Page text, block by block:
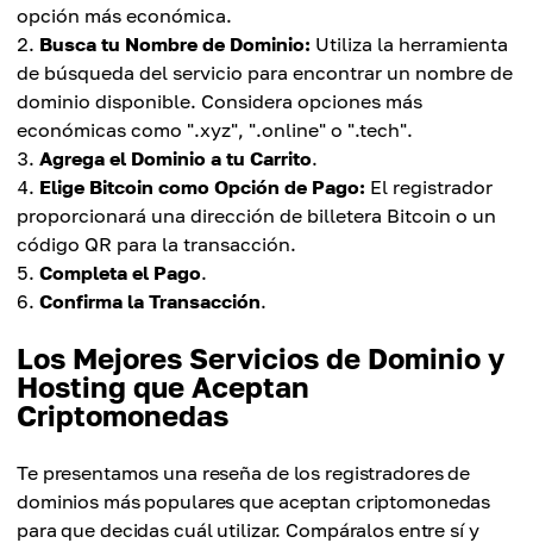
opción más económica.
Busca tu Nombre de Dominio: Utiliza la herramienta
de búsqueda del servicio para encontrar un nombre de
dominio disponible. Considera opciones más
económicas como ".xyz", ".online" o ".tech".
Agrega el Dominio a tu Carrito.
Elige Bitcoin como Opción de Pago: El registrador
proporcionará una dirección de billetera Bitcoin o un
código QR para la transacción.
Completa el Pago.
Confirma la Transacción.
Los Mejores Servicios de Dominio y
Hosting que Aceptan
Criptomonedas
Te presentamos una reseña de los registradores de
dominios más populares que aceptan criptomonedas
para que decidas cuál utilizar. Compáralos entre sí y